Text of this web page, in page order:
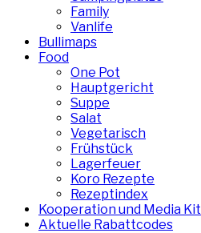
Family
Vanlife
Bullimaps
Food
One Pot
Hauptgericht
Suppe
Salat
Vegetarisch
Frühstück
Lagerfeuer
Koro Rezepte
Rezeptindex
Kooperation und Media Kit
Aktuelle Rabattcodes